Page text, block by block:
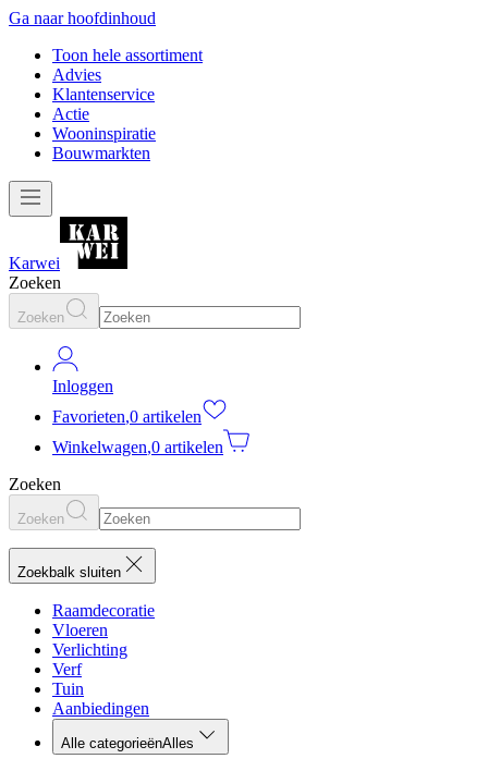
Ga naar hoofdinhoud
Toon hele assortiment
Advies
Klantenservice
Actie
Wooninspiratie
Bouwmarkten
Karwei
Zoeken
Zoeken
Inloggen
Favorieten,0 artikelen
Winkelwagen,0 artikelen
Zoeken
Zoeken
Zoekbalk sluiten
Raamdecoratie
Vloeren
Verlichting
Verf
Tuin
Aanbiedingen
Alle categorieënAlles